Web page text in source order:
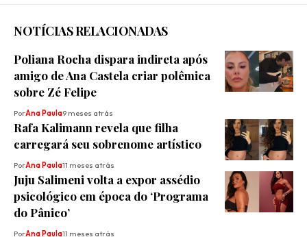
NOTÍCIAS RELACIONADAS
Poliana Rocha dispara indireta após
amigo de Ana Castela criar polêmica
sobre Zé Felipe
PorAna Paula9 meses atrás
Rafa Kalimann revela que filha
carregará seu sobrenome artístico
PorAna Paula11 meses atrás
Juju Salimeni volta a expor assédio
psicológico em época do ‘Programa
do Pânico’
PorAna Paula11 meses atrás